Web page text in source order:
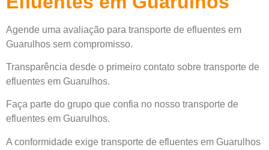
Agende uma avaliação para transporte de efluentes em
Guarulhos sem compromisso.
Transparência desde o primeiro contato sobre transporte de
efluentes em Guarulhos.
Faça parte do grupo que confia no nosso transporte de
efluentes em Guarulhos.
A conformidade exige transporte de efluentes em Guarulhos